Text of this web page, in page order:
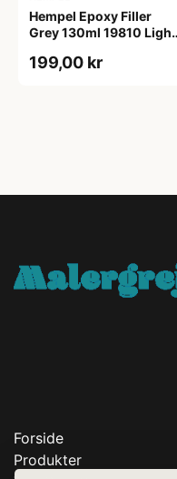
Hempel Epoxy Filler
Grey 130ml 19810 Light
199,00 kr
Forside
Produkter